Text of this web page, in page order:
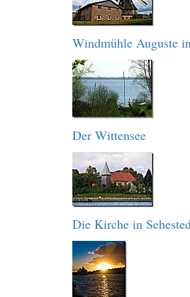
Windmühle Auguste
Der Wittensee
Die Kirche in